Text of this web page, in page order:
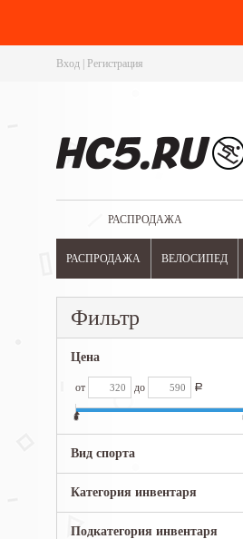
Вход Регистрация
РАСПРОДАЖА
РАСПРОДАЖА ВЕЛОСИПЕД
Фильтр
Цена
от до Р
Вид спорта
Категория инвентаря
Подкатегория инвентаря